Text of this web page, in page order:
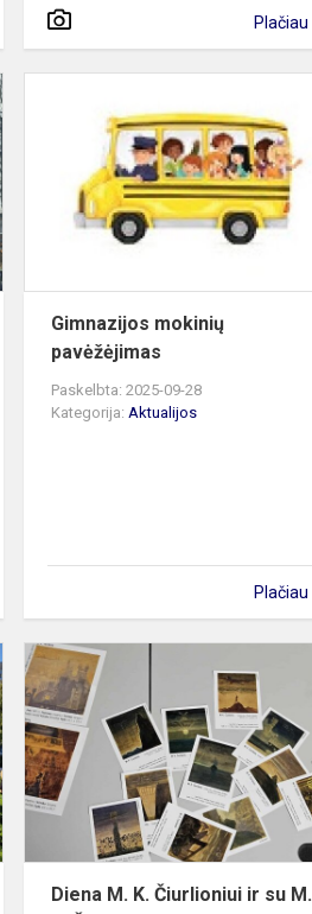
Plačiau
Tarptautinio
projekto
Gimnazijos mokinių
pavėžėjimas
Paskelbta: 2025-09-28
Kategorija:Aktualijos
Plačiau
Mokiniai
pagerbė
nužudytų
Gargždų
žydų
atminimą
Diena M. K. Čiurlioniui ir su M.